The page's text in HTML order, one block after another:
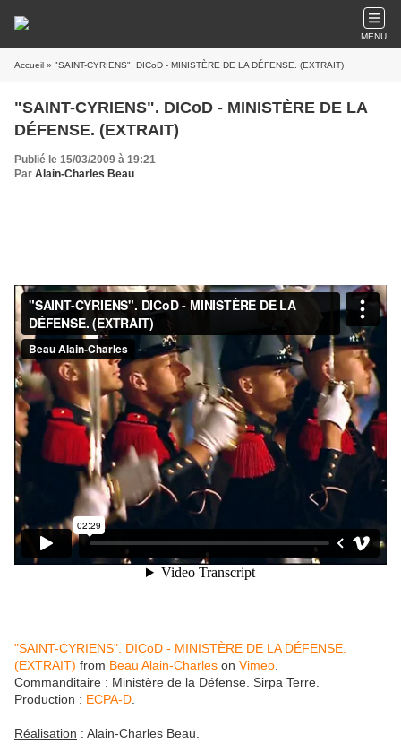
MENU
Accueil » "SAINT-CYRIENS". DICoD - MINISTÈRE DE LA DÉFENSE. (EXTRAIT)
"SAINT-CYRIENS". DICoD - MINISTÈRE DE LA
DÉFENSE. (EXTRAIT)
Publié le 15/03/2009 à 19:21
Par Alain-Charles Beau
"SAINT-CYRIENS". DICoD - MINISTÈRE DE LA DÉFENSE.
(EXTRAIT) from Beau Alain-Charles on Vimeo
Commanditaire : Ministère de la Défense. Sirpa Terre.
Production : ECPA-D
Réalisation : Alain-Charles Beau.